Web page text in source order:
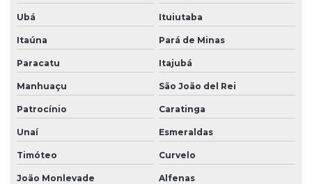
Ubá Ituiutaba
Itaúna Pará de Minas
Paracatu Itajubá
Manhuaçu São João del Rei
Patrocínio Caratinga
Unaí Esmeraldas
Timóteo Curvelo
João Monlevade Alfenas